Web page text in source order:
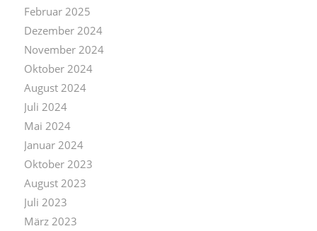
Februar 2025
Dezember 2024
November 2024
Oktober 2024
August 2024
Juli 2024
Mai 2024
Januar 2024
Oktober 2023
August 2023
Juli 2023
März 2023